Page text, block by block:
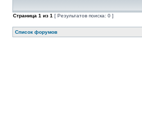
Страница 1 из 1 [ Результатов поиска: 0 ]
Список форумов